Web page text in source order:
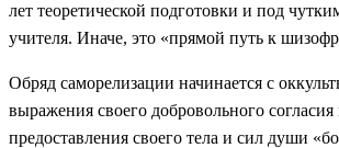
лет теоретической подготовки и под
учителя. Иначе, это «прямой путь к
Обряд саморелизации начинается с
выражения своего добровольного согласия
предоставления своего тела и сил души